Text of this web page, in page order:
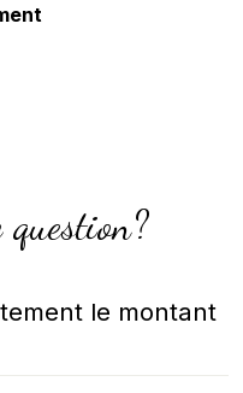
question?
le montant